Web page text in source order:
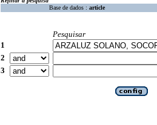
Base de dados : article
Pesquisar
1
2
3